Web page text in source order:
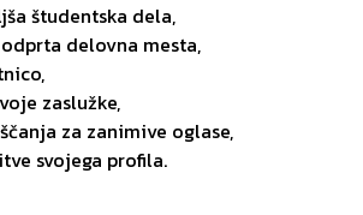
študentska dela,
delovna mesta,
zaslužke,
za zanimive oglase,
svojega profila.